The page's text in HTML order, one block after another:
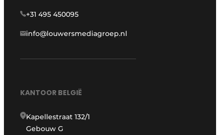
+31 495 450095
info@louwersmediagroep.nl
KANTOOR BELGIË
Kapellestraat 132/1
Gebouw G